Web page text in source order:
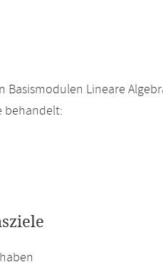
Basismodulen Lineare
behandelt: